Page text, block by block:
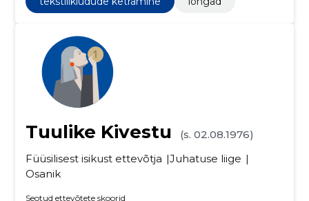
Tuulike Kivestu
(s. 02.08.1976)
Füüsilisest isikust ettevõtja
Juhatuse liige
Osanik
Seotud ettevõtete skoorid